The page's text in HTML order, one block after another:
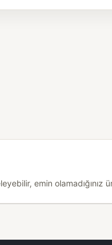
emin olamadığınız